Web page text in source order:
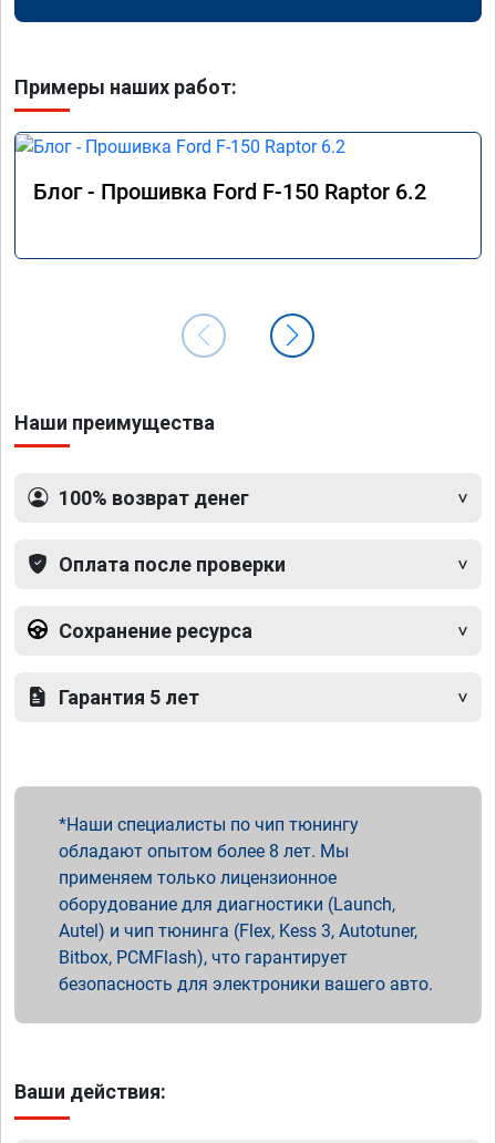
Примеры наших работ:
Блог - Прошивка Ford F-150 Raptor 6.2
Наши преимущества
100% возврат денег
Оплата после проверки
Сохранение ресурса
Гарантия 5 лет
Наши специалисты по чип тюнингу
обладают опытом более 8 лет. Мы
применяем только лицензионное
оборудование для диагностики (Launch,
Autel) и чип тюнинга (Flex, Kess 3, Autotuner,
Bitbox, PCMFlash), что гарантирует
безопасность для электроники вашего авто.
Ваши действия: